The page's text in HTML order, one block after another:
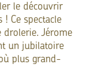
le découvrir
! Ce spectacle
drolerie. Jérome
un jubilatoire
plus grand-